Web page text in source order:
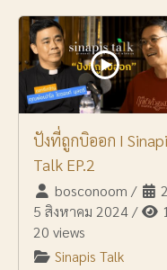
ปังที่ถูกบิออก I
Talk EP.2
bosconoom /
2
5 สิงหาคม 2024/
1
20 views
Sinapis Talk